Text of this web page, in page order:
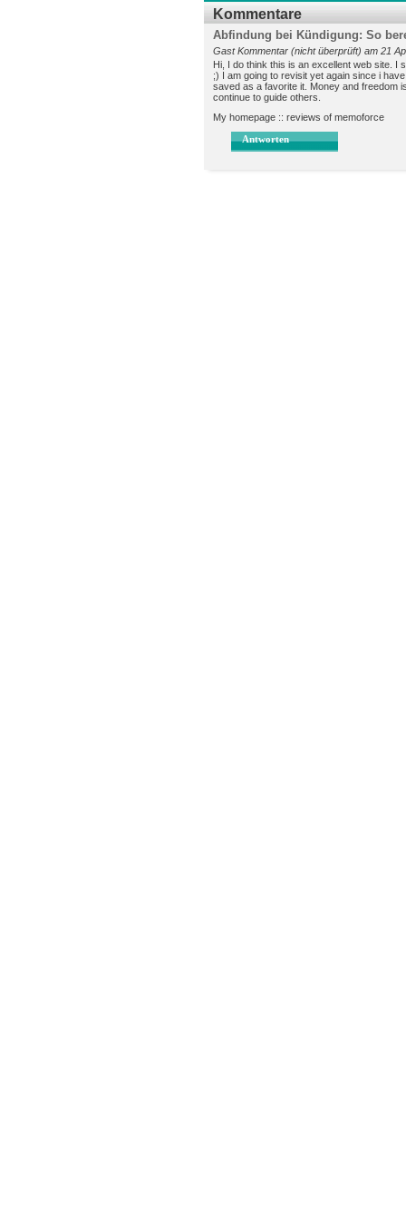
Kommentare
Abfindung bei Kündigung: So
Gast Kommentar (nicht überprüft) am 21
Hi, I do think this is an excellent web site. I
;) I am going to revisit yet again since i have
saved as a favorite it. Money and freedom
continue to guide others.
My homepage :: reviews of memoforce
Antworten